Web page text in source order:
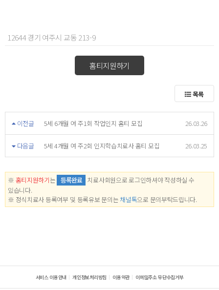
12644 경기 여주시 교동 213-9
홈티지원하기
목록
이전글 5세 6개월 여 주1회 작업인지 홈티 모집 26.03.26
다음글 5세 4개월 여 주2회 인지학습치료사 홈티 모집 26.03.25
※ 홈티지원하기는 등록완료 치료사회원으로 로그인하셔야 작성하실 수
있습니다.
※ 정식치료사 등록여부 및 등록유보 문의는 채널톡으로 문의부탁드립니다.
서비스 이용안내 개인정보처리방침 이용약관 이메일주소 무단수집거부